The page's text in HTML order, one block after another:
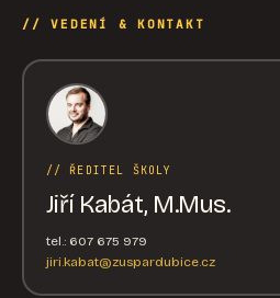
// VEDENÍ & KONTAKT
// ŘEDITEL ŠKOLY
Jiří Kabát, M.Mus.
tel.: 607 675 979
jiri.kabat@zuspardubice.cz